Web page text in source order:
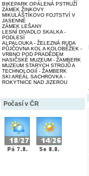
BIKEPARK OPÁLENÁ PSTRUŽÍ
ZÁMEK ŽINKOVY
MIKULÁŠTÍKOVO FOJTSTVÍ V
JASENNÉ
ZÁMEK LEŠANY
LESNÍ DIVADLO SKALKA -
PODLESÍ
ALPALOUKA - ŽELEZNÁ RUDA
PŮJČOVNA KOL A KOLOBĚŽEK -
VRBNO POD PRADĚDEM
HASIČSKÉ MUZEUM - ŽAMBERK
MUZEUM STARÝCH STROJŮ A
TECHNOLOGIÍ - ŽAMBERK
SKI AREÁL SACHROVKA -
ROKYTNICE NAD JIZEROU
Počasí v ČR